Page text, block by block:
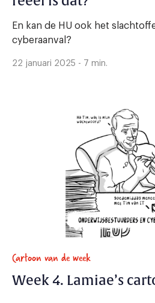
En kan de HU ook het
cyberaanval?
22 januari 2025 - 7 min.
Cartoon van de week
Week 4. Lamiae’s